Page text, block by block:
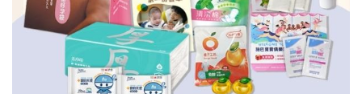
信誼基金會 附設幼兒園